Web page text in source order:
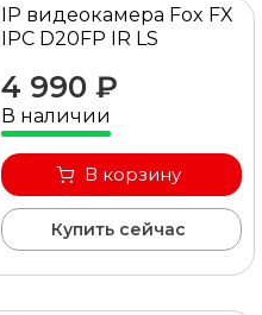
IP видеокамера Fox FX
IPC D20FP IR LS
4 990 ₽
В наличии
В корзину
Купить сейчас